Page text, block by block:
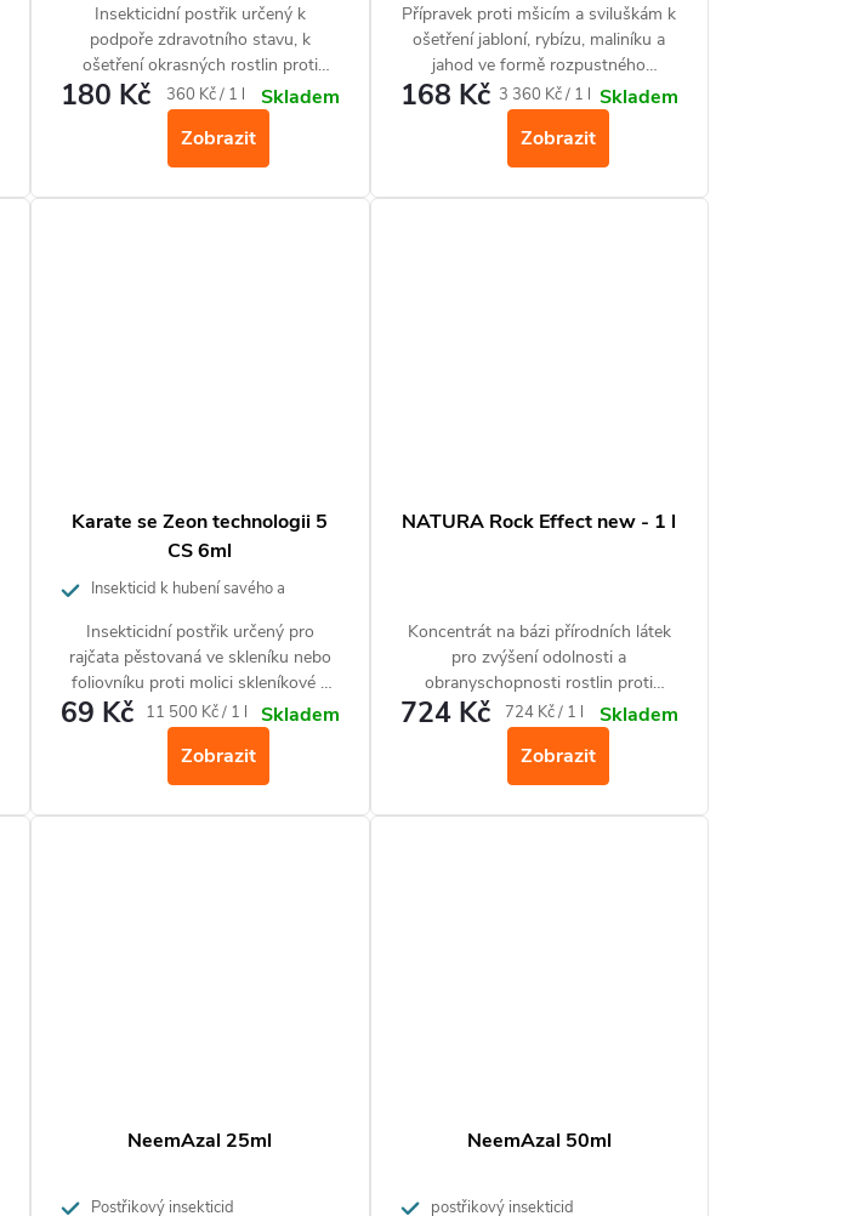
Insekticidní postřik určený k
podpoře zdravotního stavu, k
ošetření okrasných rostlin proti
sviluškám, puklicím, štítenkám a
mšicím.
180 Kč
Měrná
360 Kč / 1 l
Skladem
Zobrazit
Přípravek proti mšicím a sviluškám k
ošetření jabloní, rybízu, maliníku a
jahod ve formě rozpustného
koncentrátu.
168 Kč Měrná
3 360 Kč / 1 l Skladem
Zobrazit
Karate se Zeon technologii 5
CS 6ml
Insekticid k hubení savého a
Insekticidní postřik určený pro
rajčata pěstovaná ve skleníku nebo
foliovníku proti molici skleníkové a
mandelince bramborové.
69 Kč
Měrná
11 500 Kč / 1 l
Skladem
Zobrazit
NATURA Rock Effect new - 1 l
Koncentrát na bázi přírodních látek
pro zvýšení odolnosti a
obranyschopnosti rostlin proti
škůdcům (mšice, molice, svilušky,
třásněnky, puklice i vlnatky) a všem
druhům padlí.
724 Kč
Měrná
724 Kč / 1 l
Skladem
Zobrazit
NeemAzal 25ml
Postřikový insekticid
NeemAzal 50ml
postřikový insekticid